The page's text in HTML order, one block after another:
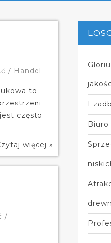
/ Handel
to
często
więcej »
/
I
Biuro